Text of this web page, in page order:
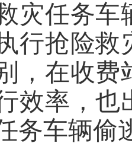
灾任务车
行抢险救
，在收费
效率，也
务车辆偷